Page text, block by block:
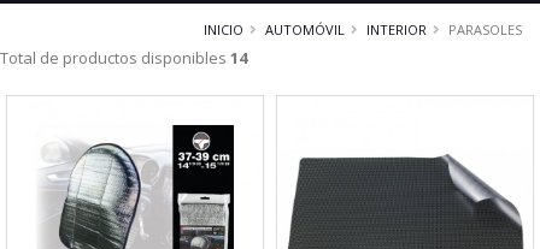
INICIO AUTOMÓVIL INTERIOR PARASOLES
Total de productos disponibles 14